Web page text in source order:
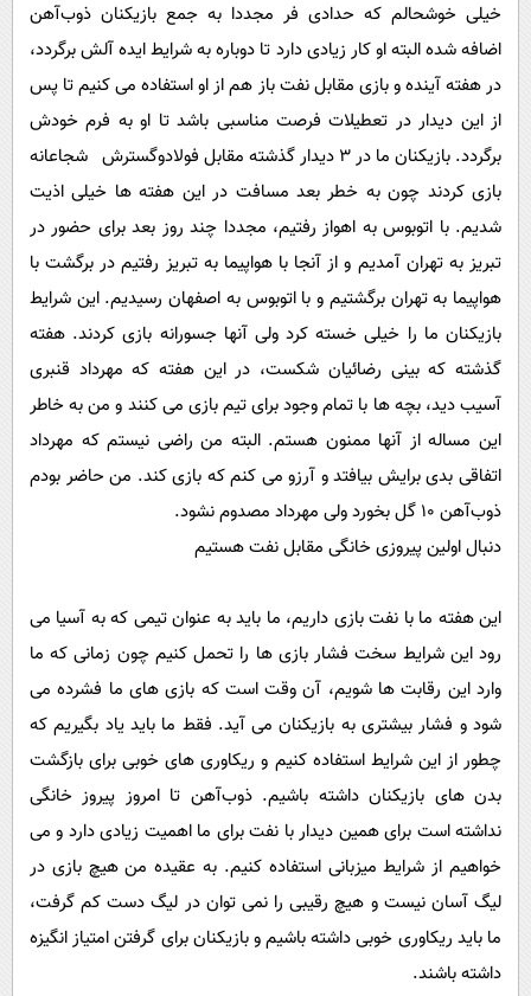
خیلی خوشحالم که حدادی فر مجددا به جمع بازیکنان ذوب‌آهن
اضافه شده البته او کار زیادی دارد تا دوباره به شرایط ایده آلش برگردد،
در هفته آینده و بازی مقابل نفت باز هم از او استفاده می‌ کنیم تا پس
از این دیدار در تعطیلات فرصت مناسبی باشد تا او به فرم خودش
برگردد. بازیکنان ما در 3 دیدار گذشته مقابل فولادوگسترش شجاعانه
بازی کردند چون به خطر بعد مسافت در این هفته ها خیلی اذیت
شدیم. با اتوبوس به اهواز رفتیم، مجددا چند روز بعد برای حضور در
تبریز به تهران آمدیم و از آنجا با هواپیما به تبریز رفتیم در برگشت با
هواپیما به تهران برگشتیم و با اتوبوس به اصفهان رسیدیم. این شرایط
بازیکنان ما را خیلی خسته کرد ولی آنها جسورانه بازی کردند. هفته
گذشته که بینی رضائیان شکست، در این هفته که مهرداد قنبری
آسیب دید، بچه ها با تمام وجود برای تیم بازی می‌ کنند و من به خاطر
این مساله از آنها ممنون هستم. البته من راضی نیستم که مهرداد
اتفاقی بدی برایش بیافتد و آرزو می‌ کنم که بازی کند. من حاضر بودم
ذوب‌آهن 10 گل بخورد ولی مهرداد مصدوم نشود.
دنبال اولین پیروزی خانگی مقابل نفت هستیم
این هفته ما با نفت بازی داریم، ما باید به عنوان تیمی که به آسیا می‌
رود این شرایط سخت فشار بازی ها را تحمل کنیم چون زمانی که ما
وارد این رقابت ها شویم، آن وقت است که بازی های ما فشرده می‌
شود و فشار بیشتری به بازیکنان می‌ آید. فقط ما باید یاد بگیریم که
چطور از این شرایط استفاده کنیم و ریکاوری های خوبی برای بازگشت
بدن های بازیکنان داشته باشیم. ذوب‌آهن تا امروز پیروز خانگی
نداشته است برای همین دیدار با نفت برای ما اهمیت زیادی دارد و می‌
خواهیم از شرایط میزبانی استفاده کنیم. به عقیده من هیچ بازی در
لیگ آسان نیست و هیچ رقیبی را نمی‌ توان در لیگ دست کم گرفت،
ما باید ریکاوری خوبی داشته باشیم و بازیکنان برای گرفتن امتیاز انگیزه
داشته باشند.